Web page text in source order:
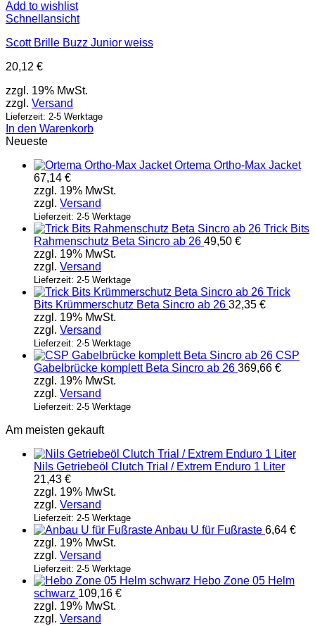
Add to wishlist
Schnellansicht
Scott Brille Buzz Junior weiss
20,12 €
zzgl. 19% MwSt.
zzgl. Versand
Lieferzeit: 2-5 Werktage
In den Warenkorb
Neueste
Ortema Ortho-Max Jacket
67,14 €
zzgl. 19% MwSt.
zzgl. Versand
Lieferzeit: 2-5 Werktage
Trick Bits
Rahmenschutz Beta Sincro ab 26 49,50 €
zzgl. 19% MwSt.
zzgl. Versand
Lieferzeit: 2-5 Werktage
Trick
Bits Krümmerschutz Beta Sincro ab 26 32,35 €
zzgl. 19% MwSt.
zzgl. Versand
Lieferzeit: 2-5 Werktage
CSP
Gabelbrücke komplett Beta Sincro ab 26 369,66 €
zzgl. 19% MwSt.
zzgl. Versand
Lieferzeit: 2-5 Werktage
Am meisten gekauft
Nils Getriebeöl Clutch Trial / Extrem Enduro 1 Liter
21,43 €
zzgl. 19% MwSt.
zzgl. Versand
Lieferzeit: 2-5 Werktage
Anbau U für Fußraste 6,64 €
zzgl. 19% MwSt.
zzgl. Versand
Lieferzeit: 2-5 Werktage
Hebo Zone 05 Helm
schwarz 109,16 €
zzgl. 19% MwSt.
zzgl. Versand